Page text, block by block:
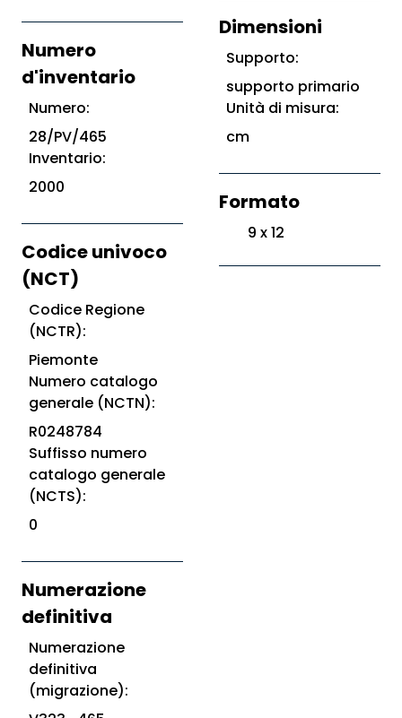
Numero
d'inventario
Numero:
28/PV/465
Inventario:
2000
Codice univoco
(NCT)
Codice Regione
(NCTR):
Piemonte
Numero catalogo
generale (NCTN):
R0248784
Suffisso numero
catalogo generale
(NCTS):
0
Numerazione
definitiva
Numerazione
definitiva
(migrazione):
Dimensioni
Supporto:
supporto primario
Unità di misura:
cm
Formato
9 x 12